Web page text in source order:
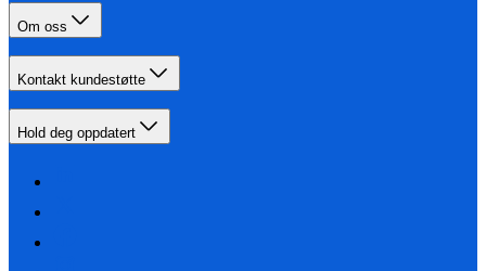
Om oss
Kontakt kundestøtte
Hold deg oppdatert